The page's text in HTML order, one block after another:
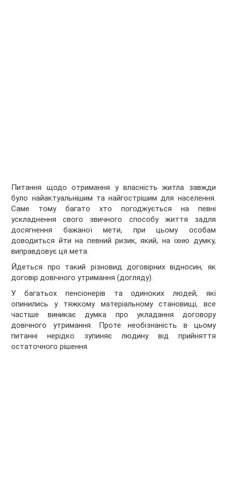
Питання щодо отримання у власність житла завжди
було найактуальнішим та найгострішим для населення.
Саме тому багато хто погоджується на певні
ускладнення свого звичного способу життя задля
досягнення бажаної мети, при цьому особам
доводиться йти на певний ризик, який, на їхню думку,
виправдовує ця мета.
Йдеться про такий різновид договірних відносин, як
договір довічного утримання (догляду).
У багатьох пенсіонерів та одиноких людей, які
опинились у тяжкому матеріальному становищі, все
частіше виникає думка про укладання договору
довічного утримання. Проте необізнаність в цьому
питанні нерідко зупиняє людину від прийняття
остаточного рішення.